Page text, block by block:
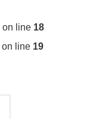
on line 18
on line 19